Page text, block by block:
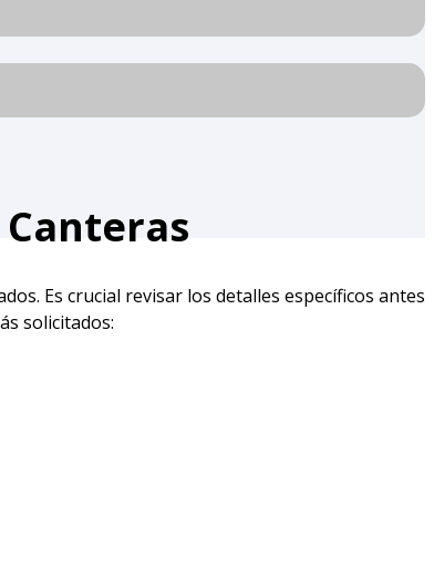
Es crucial revisar los detalles específicos antes
solicitados: